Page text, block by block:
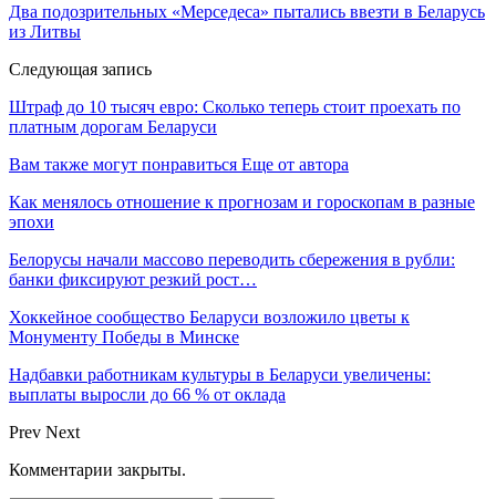
Два подозрительных «Мерседеса» пытались ввезти в Беларусь
из Литвы
Следующая запись
Штраф до 10 тысяч евро: Сколько теперь стоит проехать по
платным дорогам Беларуси
Вам также могут понравиться Еще от автора
Как менялось отношение к прогнозам и гороскопам в разные
эпохи
Белорусы начали массово переводить сбережения в рубли:
банки фиксируют резкий рост…
Хоккейное сообщество Беларуси возложило цветы к
Монументу Победы в Минске
Надбавки работникам культуры в Беларуси увеличены:
выплаты выросли до 66 % от оклада
Prev Next
Комментарии закрыты.